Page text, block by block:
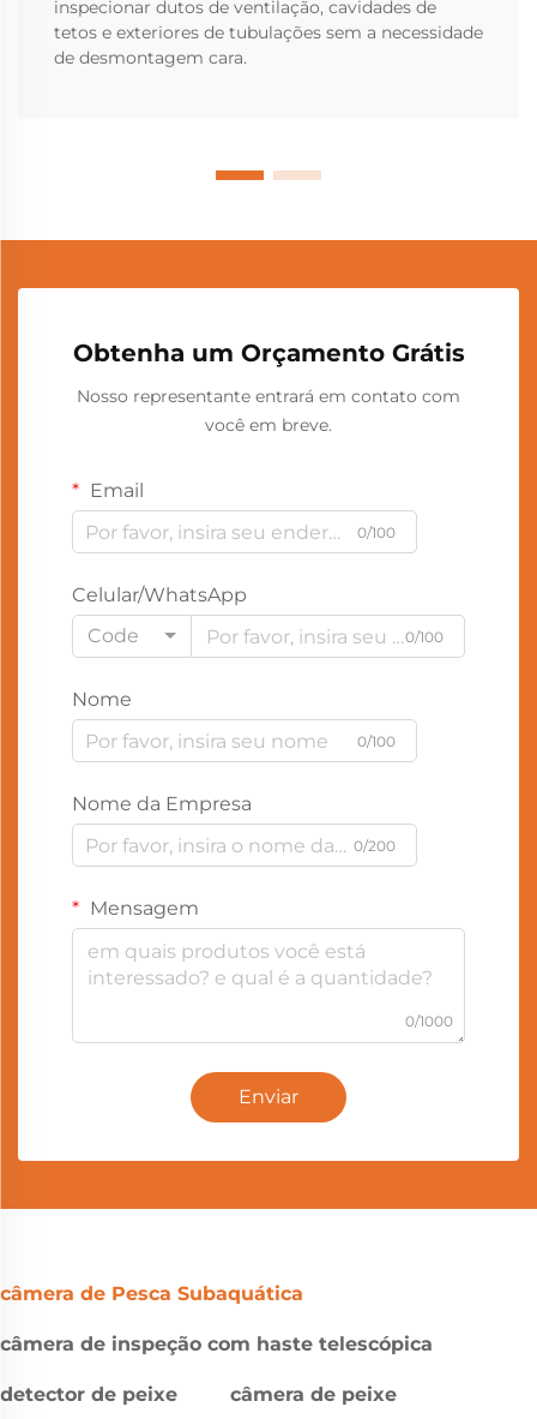
inspecionar dutos de ventilação, cavidades de
tetos e exteriores de tubulações sem a necessidade
de desmontagem cara.
Obtenha um Orçamento Grátis
Nosso representante entrará em contato com
você em breve.
Email
0/100
Celular/WhatsApp
Code
0/100
Nome
0/100
Nome da Empresa
0/200
Mensagem
0/1000
Enviar
câmera de Pesca Subaquática
câmera de inspeção com haste telescópica
detector de peixe câmera de peixe